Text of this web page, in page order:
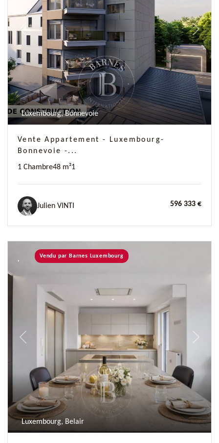
Previous Next
Luxembourg, Bonnevoie
Vente Appartement - Luxembourg-
Bonnevoie -...
1 Chambre48 m²1
Julien VINTI 596 333 €
Previous Next
Vendu par Barnes Luxembourg
Luxembourg, Belair